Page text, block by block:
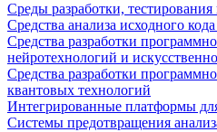
Среды разработки, тестирования
Средства анализа исходного
Средства разработки
нейротехнологий и
Средства разработки
квантовых технологий
Интегрированные платформы
Системы предотвращения